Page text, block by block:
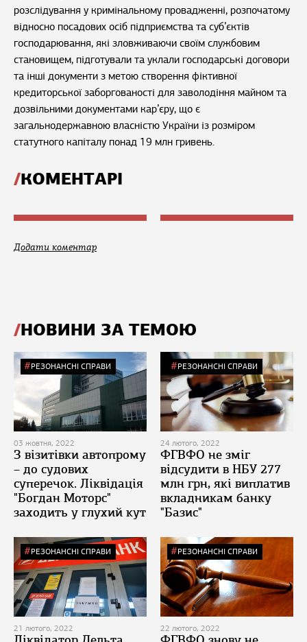
розслідування у кримінальному провадженні, розпочатому
відносно посадових осіб підприємства та суб’єктів
господарювання, які зловживаючи своїм службовим
становищем, підготували та уклали господарські договори
та інші документи з метою створення фіктивної
кредиторської заборгованості для заволодіння майном та
дозвільними документами кар’єру, що є
загальнодержавною власністю України із розміром
статутного капіталу понад 19 млн гривень.
КОМЕНТАРІ
Додати коментар
НОВИНИ ЗА ТЕМОЮ
РЕЗОНАНСНІ СПРАВИ
03 жовтня, 2022
З візитівки автопрому
– до судових
суперечок. Ліквідація
"Богдан Моторс"
заходить у глухий кут
РЕЗОНАНСНІ СПРАВИ
24 лютого, 2022
ФГВФО не зміг
відсудити в НБУ 277
млн грн, які виплатив
вкладникам банку
"Базис"
РЕЗОНАНСНІ СПРАВИ
21 лютого, 2022
РЕЗОНАНСНІ СПРАВИ
22 лютого, 2022